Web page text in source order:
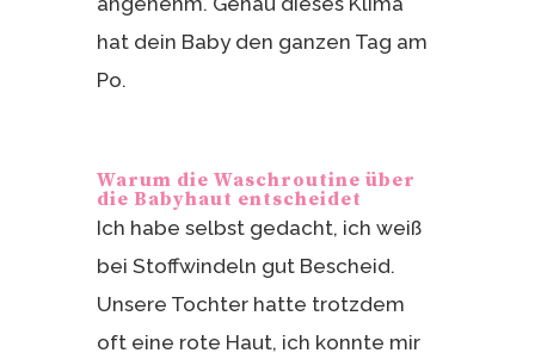
hat dein Baby den ganzen Tag am
Po.
Warum die Waschroutine über
die Babyhaut entscheidet
Ich habe selbst gedacht, ich weiß
bei Stoffwindeln gut Bescheid.
Unsere Tochter hatte trotzdem
oft eine rote Haut, ich konnte mir